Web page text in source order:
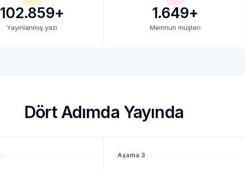
102.859+
Yayınlanmış yazı
1.649+
Memnun müşteri
Dört Adımda Yayında
Aşama 3